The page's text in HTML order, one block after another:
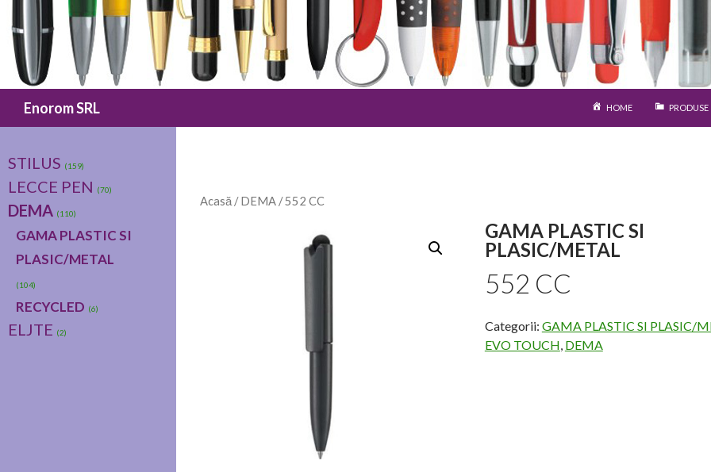
Enorom SRL
HOME
PRODUSE
Acasă /DEMA / 552 CC
GAMA PLASTIC SI
PLASIC/METAL
552 CC
Categorii: GAMA PLASTIC SI PLASIC/
EVO TOUCH DEMA
STILUS (159)
LECCE PEN (70)
DEMA (110)
GAMA PLASTIC SI
PLASIC/METAL
(104)
RECYCLED (6)
ELJTE (2)